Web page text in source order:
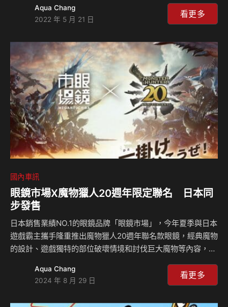
年以上的自用車需予以報廢，之後該條文已廢止，但該概念則
續下來，當然，之後的”減二”政策也是讓老車難以生存的原因
起來聽Celsior講故事嘍！
Aqua Chang
2022 年 5 月 21 日
看更多
國內車訊
眼鏡市場X魔物獵人20週年限定聯名 日本同
步發售
日本銷售業績NO.1的眼鏡品牌「眼鏡市場」，今年夏季與日本
遊戲霸主攜手隆重推出魔物獵人20週年聯名款眼鏡，經典魔物
的設計、遊戲獨特的部位破壞情境和討伐巨大魔物等內容，都
望回饋玩家們的支持，與日本銷售No.1「眼鏡市場」合作，針
對深受各玩家喜愛的經典魔物以及吉祥物等作為聯名款式。以
Aqua Chang
2024 年 8 月 29 日
看更多